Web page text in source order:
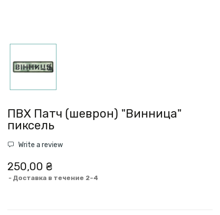
ПВХ Патч (шеврон) "Винница"
пиксель
Write a review
250,00 ₴
Доставка в течение 2-4